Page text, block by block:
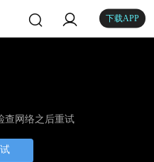
下载APP
查网络之后重试